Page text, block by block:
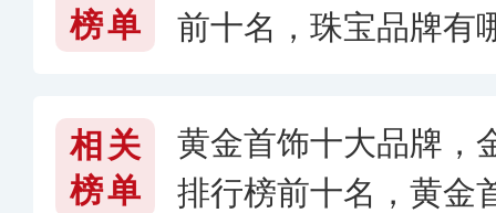
榜单
前十名，珠宝品牌有
相关
榜单
黄金首饰十大品牌，
排行榜前十名，黄金